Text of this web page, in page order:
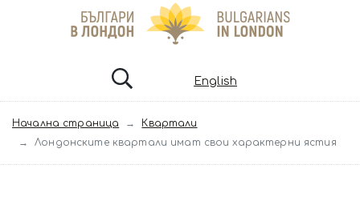
English
Начална страница
Квартали
Лондонските квартали имат свои характерни ястия